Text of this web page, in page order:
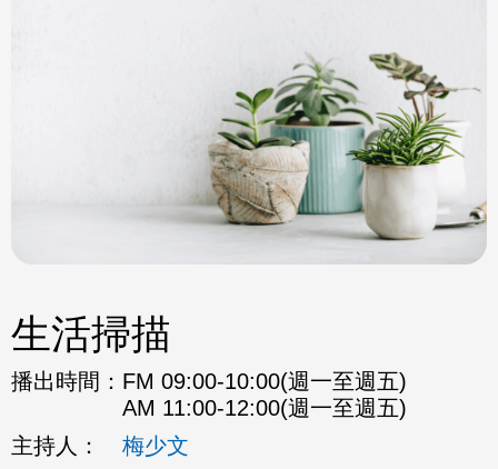
生活掃描
播出時間： FM 09:00-10:00(週一至週五)
AM 11:00-12:00(週一至週五)
主持人：
梅少文